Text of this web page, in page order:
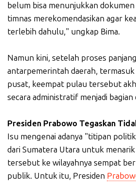
belum bisa menunjukkan dokumen
timnas merekomendasikan agar
terlebih dahulu," ungkap Bima.
Namun kini, setelah proses
antarpemerintah daerah,
pusat, keempat pulau tersebut
secara administratif menjadi bagian
Presiden Prabowo Tegaskan
Isu mengenai adanya "titipan
dari Sumatera Utara untuk
tersebut ke wilayahnya sempat
publik. Untuk itu, Presiden